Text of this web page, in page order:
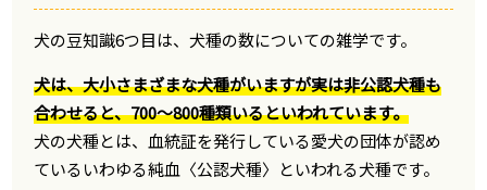
犬の豆知識6つ目は、犬種の数についての雑学です。
犬は、大小さまざまな犬種がいますが実は非公認犬種も
合わせると、700～800種類いるといわれています。
犬の犬種とは、血統証を発行している愛犬の団体が認め
ているいわゆる純血〈公認犬種〉といわれる犬種です。